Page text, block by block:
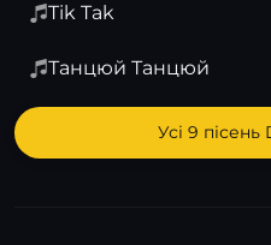
Tik Tak
Танцюй Танцюй
Усі 9